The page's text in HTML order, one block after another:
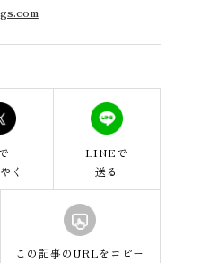
く
LINEで
送る
この記事のURLをコピー